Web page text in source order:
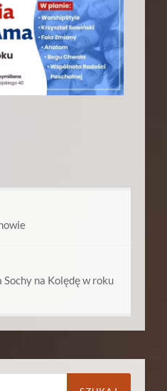
Sochy na Kolędę w roku